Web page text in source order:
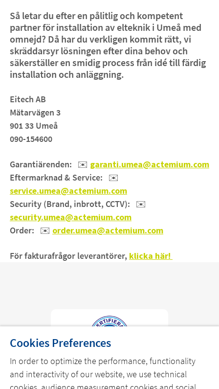
Så letar du efter en pålitlig och kompetent
partner för installation av elteknik i Umeå med
omnejd? Då har du verkligen kommit rätt, vi
skräddarsyr lösningen efter dina behov och
säkerställer en smidig process från idé till färdig
installation och anläggning.
Eitech AB
Mätarvägen 3
901 33 Umeå
090-154600
Garantiärenden: ✉️ garanti.umea@actemium.com
Eftermarknad & Service:
✉️
service.umea@actemium.com
Security (Brand, inbrott, CCTV):
✉️
security.umea@actemium.com
Order:
✉️ order.umea@actemium.com
För fakturafrågor leverantörer, klicka här!
Cookies Preferences
In order to optimize the performance, functionality
and interactivity of our website, we use technical